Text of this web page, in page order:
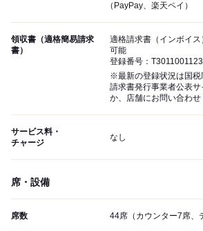
（PayPay、楽天ペイ）
領収書（適格簡易請求
書）
適格請求書（インボイ
可能
登録番号：
※最新の登録状況は国税
請求書発行事業者公表サ
か、店舗にお問い合わせ
サービス料・
チャージ
なし
席・設備
席数 44席（カウンター7席、